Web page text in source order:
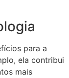
para a
ela contribui
mais